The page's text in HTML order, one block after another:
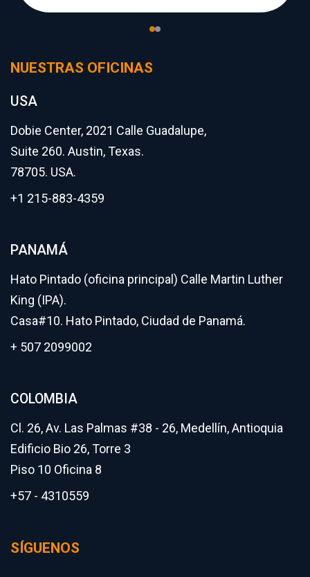
NUESTRAS OFICINAS
USA
Dobie Center, 2021 Calle Guadalupe,
Suite 260. Austin, Texas.
78705. USA.
+1 215-883-4359
PANAMÁ
Hato Pintado (oficina principal) Calle Martin Luther
King (IPA).
Casa#10. Hato Pintado, Ciudad de Panamá.
+ 507 2099002
COLOMBIA
Cl. 26, Av. Las Palmas #38 - 26, Medellín, Antioquia
Edificio Bio 26, Torre 3
Piso 10 Oficina 8
+57 - 4310559
SÍGUENOS